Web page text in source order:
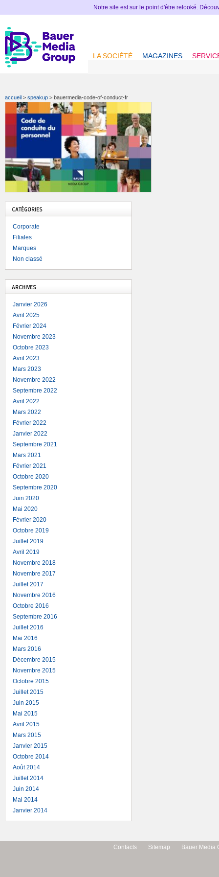
Notre site est sur le point d'être relooké.
LA SOCIÉTÉ MAGAZINES
accueil > speakup > bauermedia-code-of-conduct-fr
CATÉGORIES
Corporate
Filiales
Marques
Non classé
ARCHIVES
Janvier 2026
Avril 2025
Février 2024
Novembre 2023
Octobre 2023
Avril 2023
Mars 2023
Novembre 2022
Septembre 2022
Avril 2022
Mars 2022
Février 2022
Janvier 2022
Septembre 2021
Mars 2021
Février 2021
Octobre 2020
Septembre 2020
Juin 2020
Mai 2020
Février 2020
Octobre 2019
Juillet 2019
Avril 2019
Novembre 2018
Novembre 2017
Juillet 2017
Novembre 2016
Octobre 2016
Septembre 2016
Juillet 2016
Mai 2016
Mars 2016
Décembre 2015
Novembre 2015
Octobre 2015
Juillet 2015
Juin 2015
Mai 2015
Avril 2015
Mars 2015
Janvier 2015
Octobre 2014
Août 2014
Juillet 2014
Juin 2014
Mai 2014
Janvier 2014
Contacts Sitemap Bauer Media